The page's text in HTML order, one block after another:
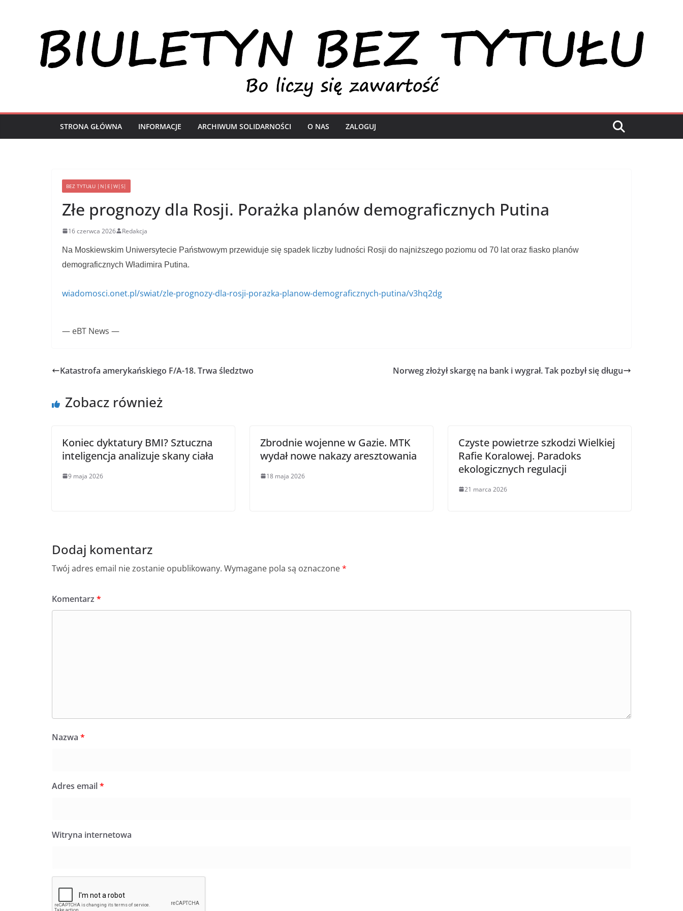
STRONA GŁÓWNA INFORMACJE ARCHIWUM SOLIDARNOŚCI O NAS ZALOGUJ
BEZ TYTUŁU |N|E|W|S|
Złe prognozy dla Rosji. Porażka planów demograficznych Putina
16 czerwca 2026 Redakcja
Na Moskiewskim Uniwersytecie Państwowym przewiduje się spadek liczby ludności Rosji do najniższego poziomu od 70 lat oraz fiasko planów
demograficznych Władimira Putina.
wiadomosci.onet.pl/swiat/zle-prognozy-dla-rosji-porazka-planow-demograficznych-putina/v3hq2dg
— eBT News —
Katastrofa amerykańskiego F/A-18. Trwa śledztwo Norweg złożył skargę na bank i wygrał. Tak pozbył się długu
Zobacz również
Koniec dyktatury BMI? Sztuczna
inteligencja analizuje skany ciała
9 maja 2026
Zbrodnie wojenne w Gazie. MTK
wydał nowe nakazy aresztowania
18 maja 2026
Czyste powietrze szkodzi Wielkiej
Rafie Koralowej. Paradoks
ekologicznych regulacji
21 marca 2026
Dodaj komentarz
Twój adres email nie zostanie opublikowany. Wymagane pola są oznaczone*
Komentarz *
Nazwa *
Adres email*
Witryna internetowa